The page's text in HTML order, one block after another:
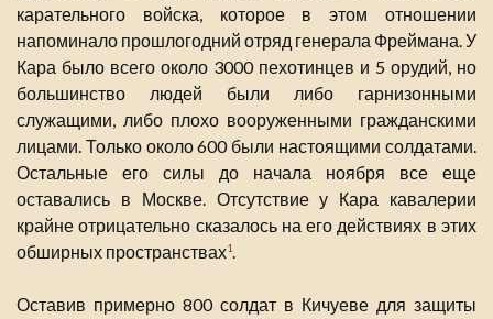
карательного войска, которое в этом отношении
напоминало прошлогодний отряд генерала Фреймана. У
Кара было всего около 3000 пехотинцев и 5 орудий, но
большинство людей были либо гарнизонными
служащими, либо плохо вооруженными гражданскими
лицами. Только около 600 были настоящими солдатами.
Остальные его силы до начала ноября все еще
оставались в Москве. Отсутствие у Кара кавалерии
крайне отрицательно сказалось на его действиях в этих
обширных пространствах1.
Оставив примерно 800 солдат в Кичуеве для защиты